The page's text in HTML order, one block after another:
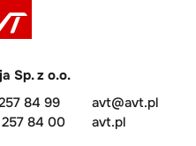
Sp. z o.o.
84 99
84 00
avt@avt.pl
avt.pl